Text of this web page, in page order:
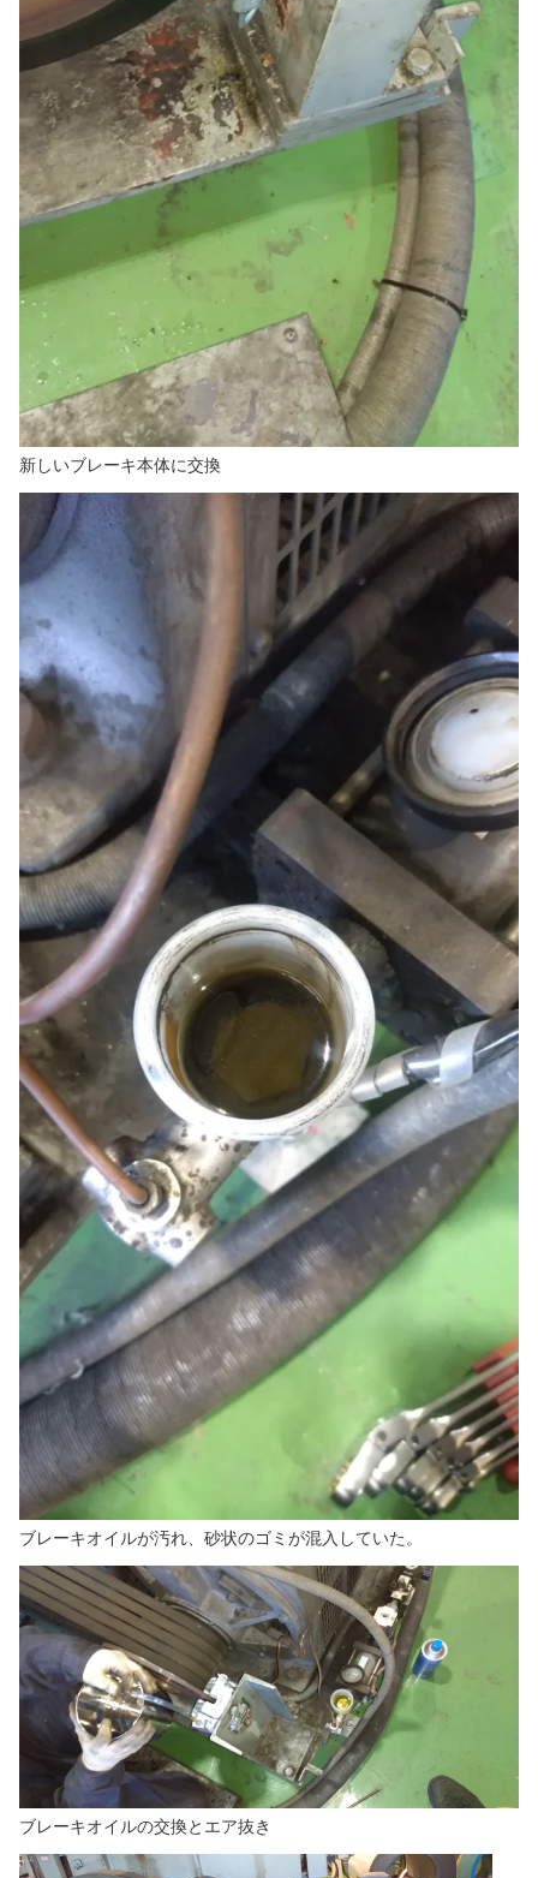
新しいブレーキ本体に交換
ブレーキオイルが汚れ、砂状のゴミが混入していた。
ブレーキオイルの交換とエア抜き